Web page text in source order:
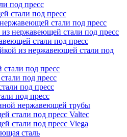
под пресс
стали под пресс
стали под пресс
нержавеющей стали под пресс
стали под пресс
из нержавеющей стали под
под пресс
под пресс
под пресс
под пресс
нержавеющей трубы
стали под пресс Valtec
стали под пресс Viega
сталь